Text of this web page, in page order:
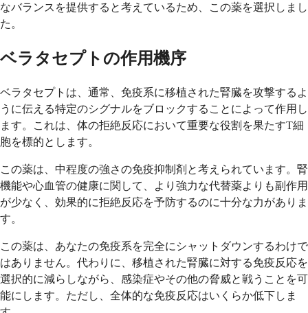
なバランスを提供すると考えているため、この薬を選択しまし
た。
ベラタセプトの作用機序
ベラタセプトは、通常、免疫系に移植された腎臓を攻撃するよ
うに伝える特定のシグナルをブロックすることによって作用し
ます。これは、体の拒絶反応において重要な役割を果たすT細
胞を標的とします。
この薬は、中程度の強さの免疫抑制剤と考えられています。腎
機能や心血管の健康に関して、より強力な代替薬よりも副作用
が少なく、効果的に拒絶反応を予防するのに十分な力がありま
す。
この薬は、あなたの免疫系を完全にシャットダウンするわけで
はありません。代わりに、移植された腎臓に対する免疫反応を
選択的に減らしながら、感染症やその他の脅威と戦うことを可
能にします。ただし、全体的な免疫反応はいくらか低下しま